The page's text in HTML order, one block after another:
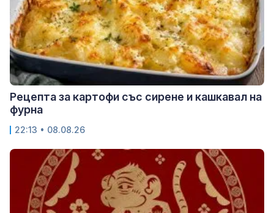
Рецепта за картофи със сирене и кашкавал на
фурна
22:13 • 08.08.26